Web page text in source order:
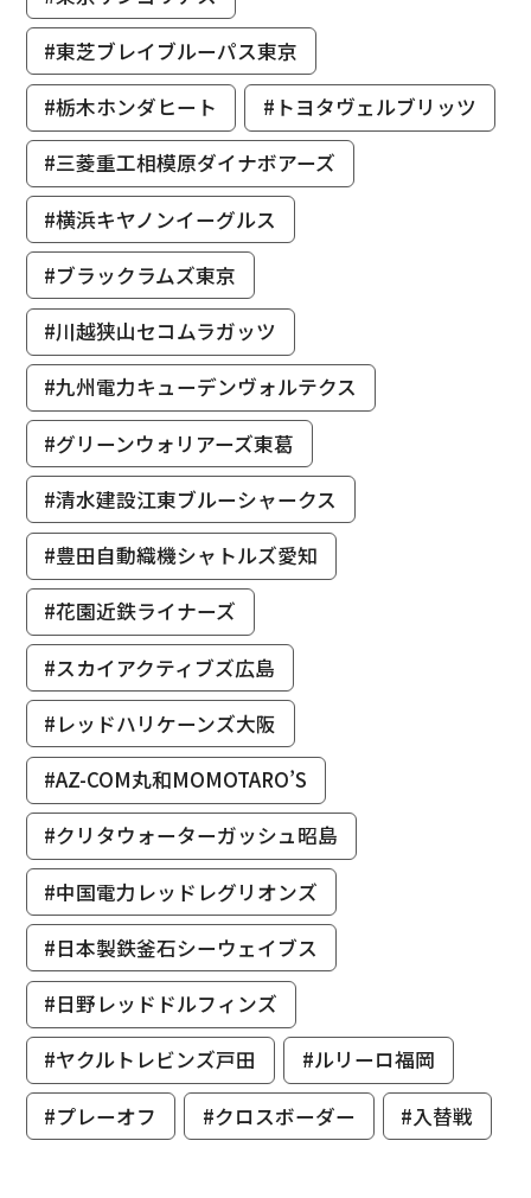
#東芝ブレイブルーパス東京
#栃木ホンダヒート
#トヨタヴェルブリッツ
#三菱重工相模原ダイナボアーズ
#横浜キヤノンイーグルス
#ブラックラムズ東京
#川越狭山セコムラガッツ
#九州電力キューデンヴォルテクス
#グリーンウォリアーズ東葛
#清水建設江東ブルーシャークス
#豊田自動織機シャトルズ愛知
#花園近鉄ライナーズ
#スカイアクティブズ広島
#レッドハリケーンズ大阪
#AZ-COM丸和MOMOTARO’S
#クリタウォーターガッシュ昭島
#中国電力レッドレグリオンズ
#日本製鉄釜石シーウェイブス
#日野レッドドルフィンズ
#ヤクルトレビンズ戸田
#ルリーロ福岡
#プレーオフ
#クロスボーダー #入替戦